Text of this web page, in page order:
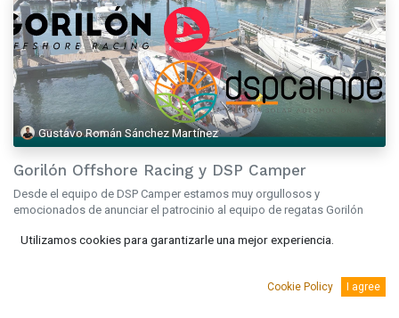
Gustavo Román Sánchez Martínez
Gorilón Offshore Racing y DSP Camper
Desde el equipo de DSP Camper estamos muy orgullosos y
emocionados de anunciar el patrocinio al equipo de regatas Gorilón
competición regatas
Utilizamos cookies para garantizarle una mejor experiencia.
Cookie Policy I agree